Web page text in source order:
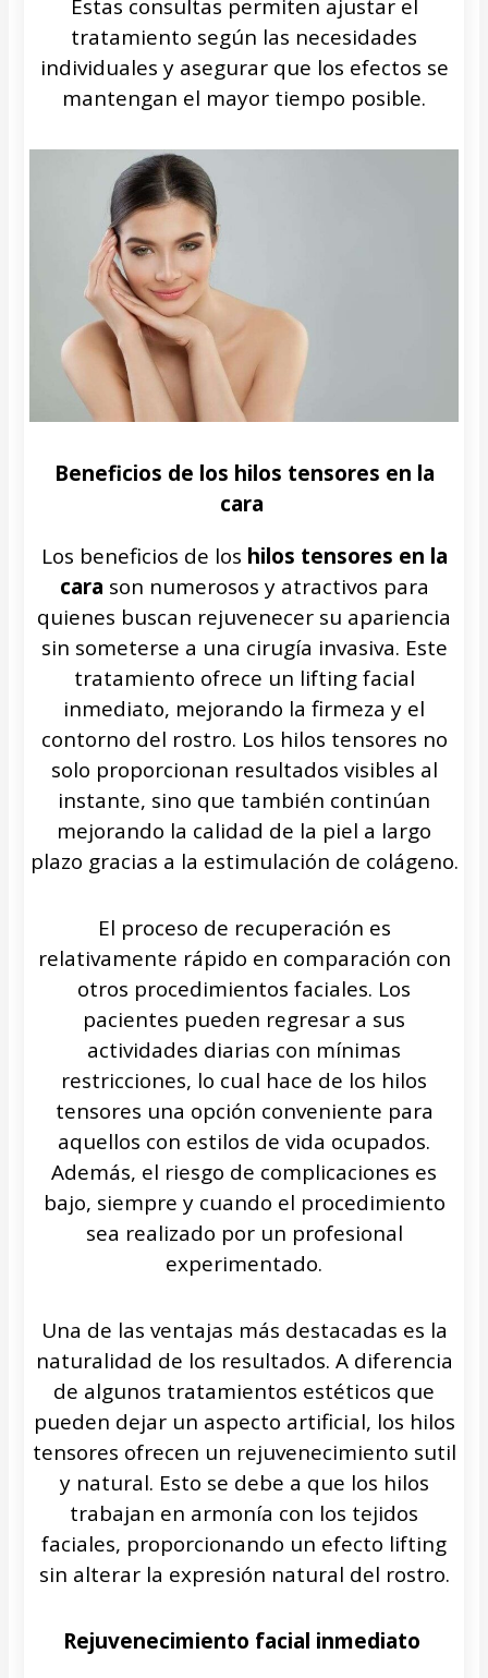
Estas consultas permiten ajustar el
tratamiento según las necesidades
individuales y asegurar que los efectos se
mantengan el mayor tiempo posible.
Beneficios de los hilos tensores en la
cara
Los beneficios de los hilos tensores en la
cara son numerosos y atractivos para
quienes buscan rejuvenecer su apariencia
sin someterse a una cirugía invasiva. Este
tratamiento ofrece un lifting facial
inmediato, mejorando la firmeza y el
contorno del rostro. Los hilos tensores no
solo proporcionan resultados visibles al
instante, sino que también continúan
mejorando la calidad de la piel a largo
plazo gracias a la estimulación de colágeno.
El proceso de recuperación es
relativamente rápido en comparación con
otros procedimientos faciales. Los
pacientes pueden regresar a sus
actividades diarias con mínimas
restricciones, lo cual hace de los hilos
tensores una opción conveniente para
aquellos con estilos de vida ocupados.
Además, el riesgo de complicaciones es
bajo, siempre y cuando el procedimiento
sea realizado por un profesional
experimentado.
Una de las ventajas más destacadas es la
naturalidad de los resultados. A diferencia
de algunos tratamientos estéticos que
pueden dejar un aspecto artificial, los hilos
tensores ofrecen un rejuvenecimiento sutil
y natural. Esto se debe a que los hilos
trabajan en armonía con los tejidos
faciales, proporcionando un efecto lifting
sin alterar la expresión natural del rostro.
Rejuvenecimiento facial inmediato